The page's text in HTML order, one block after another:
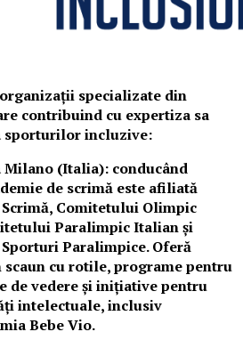
specializate din
contribuind cu expertiza sa
sporturilor incluzive:
Milano (Italia): conducând
de scrimă este afiliată
Comitetului Olimpic
Paralimpic Italian și
Paralimpice. Oferă
cu rotile, programe pentru
de vedere și inițiative pentru
intelectuale, inclusiv
Bebe Vio.